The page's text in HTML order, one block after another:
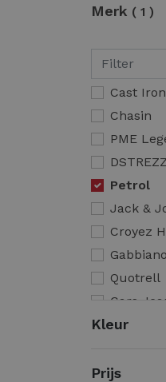
Merk 1
Cast Iron
Chasin
PME
Petrol
Jack &
Croyez
Gabbiano
Quotrell
Cars
Malelions
AB
Kleur
Prijs